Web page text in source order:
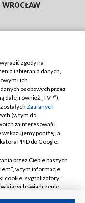
WROCŁAW
zgody na
i zbierania danych,
i ich
osobowych przez
dalej również „TVP”),
Zaufanych
(w tym do
zainteresowań i
poniżej, a
PPID do Google.
przez Ciebie naszych
w tym informacje
cookie, sygnalizatory
świadczenie